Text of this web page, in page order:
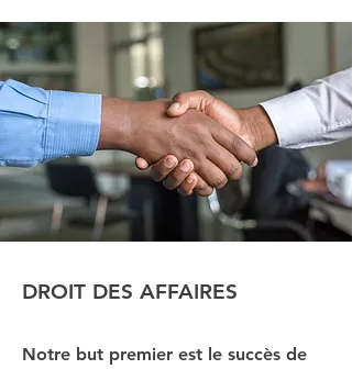
DROIT DES AFFAIRES
Notre but premier est le succès de